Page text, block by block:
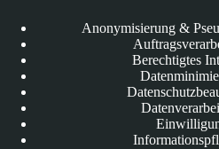
Anonymisierung &
Berechtigtes